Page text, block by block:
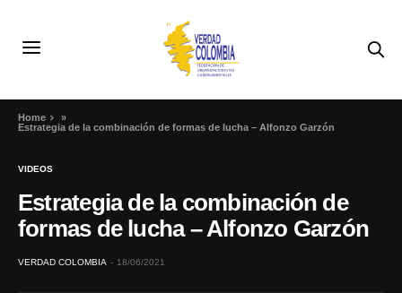
Home
»
Estrategia de la combinación de formas de lucha – Alfonzo Garzón
VIDEOS
Estrategia de la combinación de
formas de lucha – Alfonzo Garzón
VERDAD COLOMBIA 18/06/2021